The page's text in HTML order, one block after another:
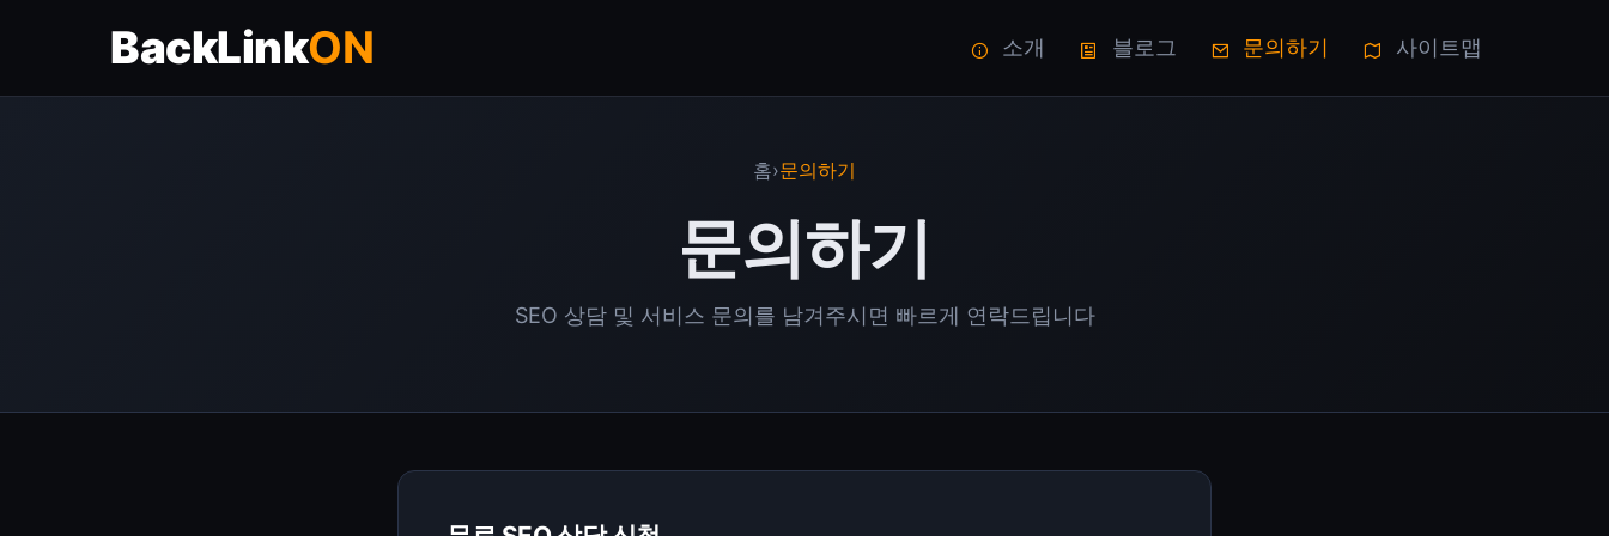
BackLinkON 소개 블로그 문의하기 사이트맵
홈›문의하기
문의하기
SEO 상담 및 서비스 문의를 남겨주시면 빠르게 연락드립니다